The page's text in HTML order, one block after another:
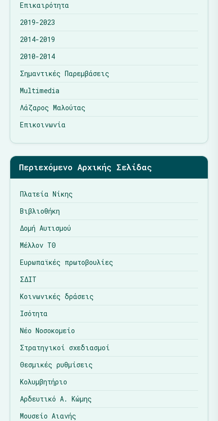
Επικαιρότητα
2019-2023
2014-2019
2010-2014
Σημαντικές Παρεμβάσεις
Multimedia
Λάζαρος Μαλούτας
Επικοινωνία
Περιεχόμενο Αρχικής Σελίδας
Πλατεία Νίκης
Βιβλιοθήκη
Δομή Αυτισμού
Μέλλον ΤΘ
Ευρωπαϊκές πρωτοβουλίες
ΣΔΙΤ
Κοινωνικές δράσεις
Ισότητα
Νέο Νοσοκομείο
Στρατηγικοί σχεδιασμοί
Θεσμικές ρυθμίσεις
Κολυμβητήριο
Αρδευτικό Α. Κώμης
Μουσείο Αιανής